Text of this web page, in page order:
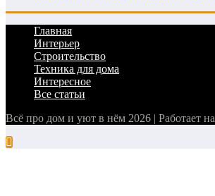
Главная
Интерьер
Строительство
Техника для дома
Интересное
Все статьи
Всё про дом и уют в нём 2026 | Работает на